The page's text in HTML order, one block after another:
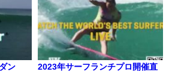
ン
2023年サーフランチプロ開催直